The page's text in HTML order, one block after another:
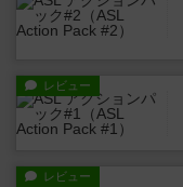
レビュー
レビュー